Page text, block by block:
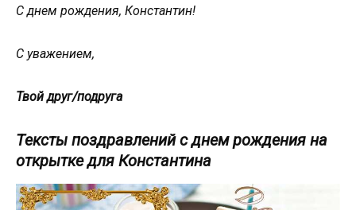
С днем рождения, Константин!
С уважением,
Твой друг/подруга
Тексты поздравлений с днем рождения на
открытке для Константина